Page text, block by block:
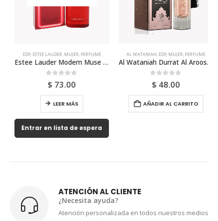
EDP,ESTEE LAUDER,MUJER,PERFUME
Estee Lauder Modern Muse Le Rouge Gloss Edp 50ml Mujer
out of 5
73.00
LEER MÁS
Entrar en lista de espera
AL WATANIAH,EDP,MUJER,PERFUME
Al Wataniah Durrat Al Aroos Edp 85ml Para Mujer
out of 5
48.00
AÑADIR AL CARRITO
ATENCIÓN AL CLIENTE
¿Necesita ayuda?
Atención personalizada en todos nuestros medios